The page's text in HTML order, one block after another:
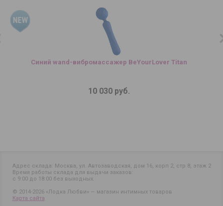
Синий wand-вибромассажер BeYourLover Titan
10 030 руб.
Адрес склада: Москва, ул. Автозаводская, дом 16, корп 2, стр 8, этаж 2
Время работы склада для выдачи заказов:
с 9:00 до 18:00 без выходных.
© 2014-2026 «Лодка Любви» — магазин интимных товаров
Карта сайта